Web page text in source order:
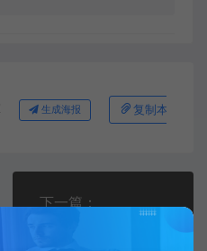
生成海报 复制本文链接
下一篇：